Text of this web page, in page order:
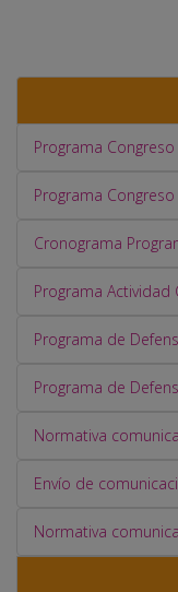
Programa Congreso
Programa Congreso
Cronograma
Programa Actividad
Programa de
Programa de
Normativa
Envío de
Normativa